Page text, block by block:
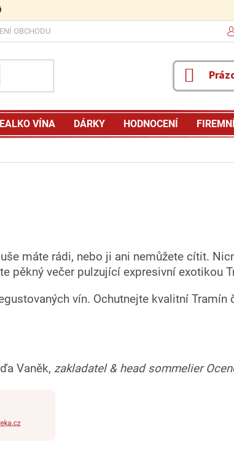
OBCHODU
VÍNA DÁRKY HODNOCENÍ
máte rádi, nebo ji ani nemůžete cítit.
pěkný večer pulzující expresivní exotikou
vín. Ochutnejte kvalitní Tramín
Vaněk, zakladatel & head sommelier